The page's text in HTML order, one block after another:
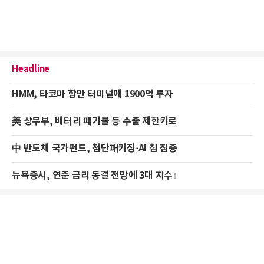
Headline
HMM, 타코마 항만 터미널에 1900억 투자
美 상무부, 배터리 폐기물 등 수출 제한키로
中 반도체 국가펀드, 첨단패키징·AI 칩 집중
뉴욕증시, 연준 금리 동결 전망에 3대 지수↑